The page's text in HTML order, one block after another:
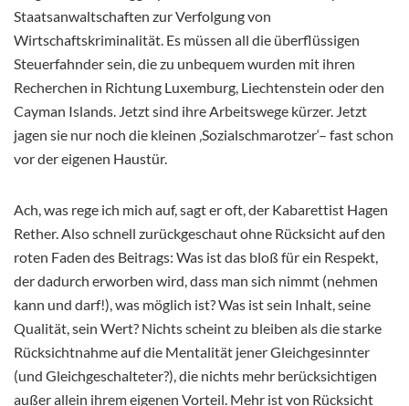
Staatsanwaltschaften zur Verfolgung von
Wirtschaftskriminalität. Es müssen all die überflüssigen
Steuerfahnder sein, die zu unbequem wurden mit ihren
Recherchen in Richtung Luxemburg, Liechtenstein oder den
Cayman Islands. Jetzt sind ihre Arbeitswege kürzer. Jetzt
jagen sie nur noch die kleinen ‚Sozialschmarotzer‘– fast schon
vor der eigenen Haustür.
Ach, was rege ich mich auf, sagt er oft, der Kabarettist Hagen
Rether. Also schnell zurückgeschaut ohne Rücksicht auf den
roten Faden des Beitrags: Was ist das bloß für ein Respekt,
der dadurch erworben wird, dass man sich nimmt (nehmen
kann und darf!), was möglich ist? Was ist sein Inhalt, seine
Qualität, sein Wert? Nichts scheint zu bleiben als die starke
Rücksichtnahme auf die Mentalität jener Gleichgesinnter
(und Gleichgeschalteter?), die nichts mehr berücksichtigen
außer allein ihrem eigenen Vorteil. Mehr ist von Rücksicht